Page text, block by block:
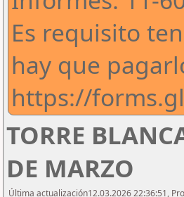
Es requisito
hay que
https://
TORRE
DE MARZO
Última actualización12.03.2026 22:36:51,